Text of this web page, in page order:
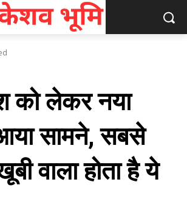
को लेकर नया
सामने, सबसे
वाला होता है ये